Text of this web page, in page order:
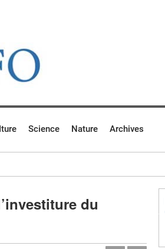
Science Nature Archives
du